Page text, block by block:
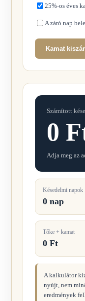
25%-os éves
A záró nap
Kamat
Számított
0
Adja meg az
Késedelmi napok
0 nap
Tőke + kamat
0 Ft
A kalkulátor
nyújt, nem
eredmények